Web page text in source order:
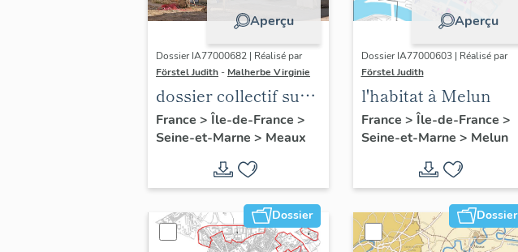
Aperçu
Dossier IA77000682 | Réalisé par
Förstel Judith - Malherbe Virginie
dossier collectif sur
les cours communes
du Faubourg Saint-
France > Île-de-France >
Seine-et-Marne > Meaux
Aperçu
Dossier IA77000603 | Réalisé par
Förstel Judith
l'habitat à Melun
France > Île-de-France >
Seine-et-Marne > Melun
Dossier Dossier